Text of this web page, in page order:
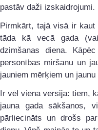
pastāv daži izskaidrojumi.
Pirmkārt, tajā visā ir
tāda kā vecā gada
dzimšanas diena.
personības miršanu un
jauniem mērķiem un
Ir vēl viena versija: tiem,
jauna gada sākšanos,
pārliecināts un drošs